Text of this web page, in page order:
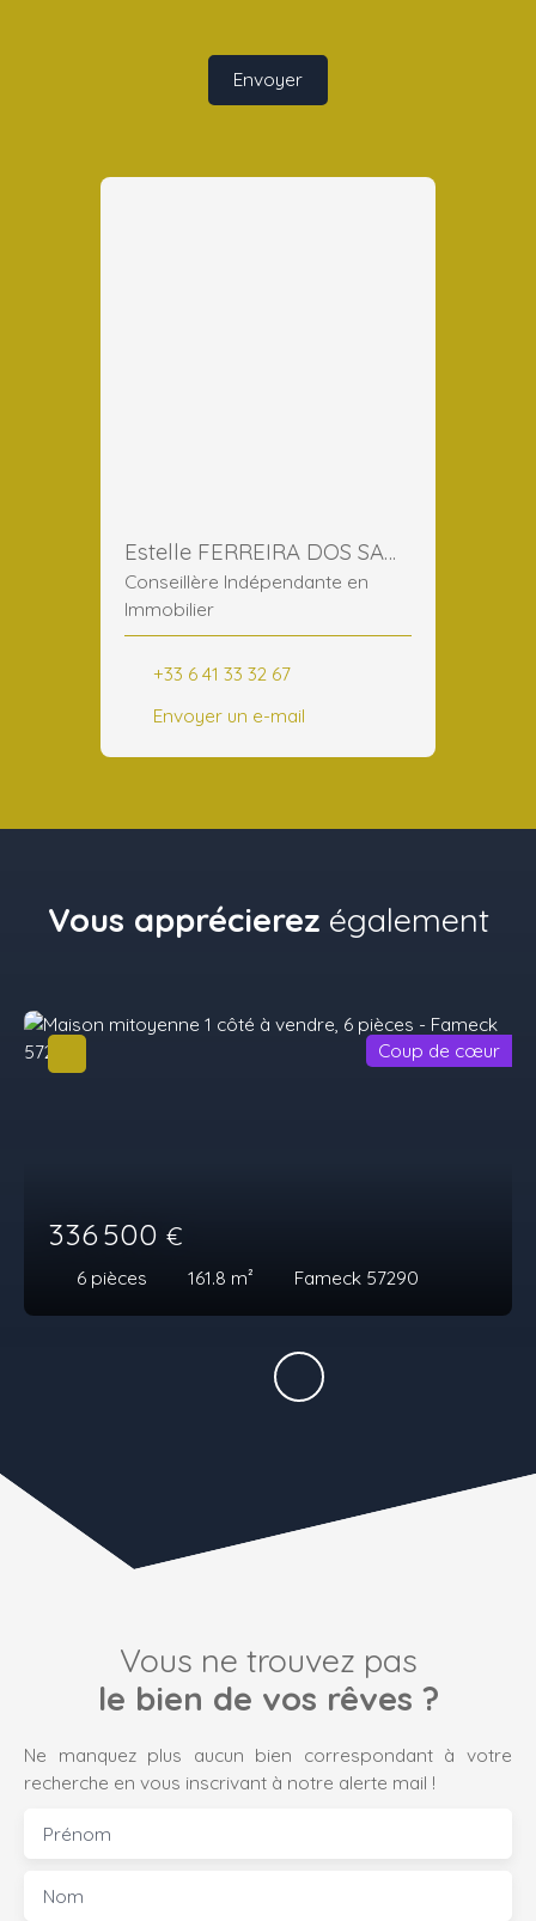
Envoyer
Estelle FERREIRA DOS SANTOS
Conseillère Indépendante en
Immobilier
+33 6 41 33 32 67
Envoyer un e-mail
Vous apprécierez également
336 500 €
6 pièces 161.8 m² Fameck 57290
Coup de cœur
Vous ne trouvez pas
le bien de vos rêves ?
Ne manquez plus aucun bien correspondant à votre
recherche en vous inscrivant à notre alerte mail !
Prénom
Nom